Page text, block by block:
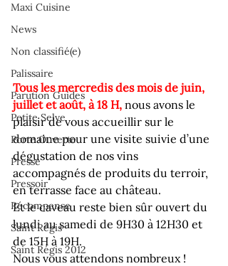
Maxi Cuisine
News
Non classifié(e)
Palissaire
Parution Guides
Petite Selve
Porte Ouverte
Presse
Pressoir
Récompense
Saint Régis
Saint Régis 2012
Tous les mercredis des mois de juin,
juillet et août, à 18 H, nous avons le
plaisir de vous accueillir sur le
domaine pour une visite suivie d’une
dégustation de nos vins
accompagnés de produits du terroir,
en terrasse face au château.
Et le caveau reste bien sûr ouvert du
lundi au samedi de 9H30 à 12H30 et
de 15H à 19H.
Nous vous attendons nombreux !